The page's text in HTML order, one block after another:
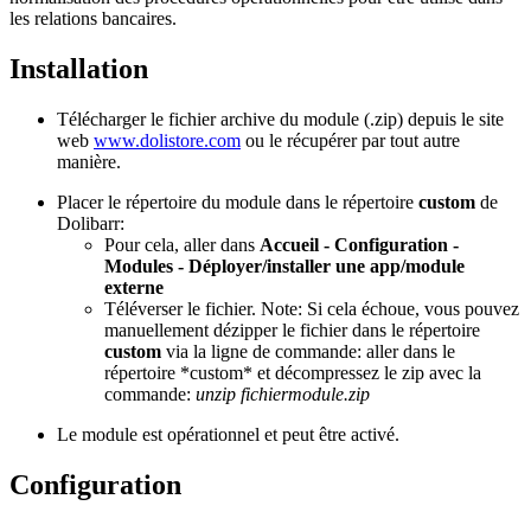
les relations bancaires.
Installation
Télécharger le fichier archive du module (.zip) depuis le site
web www.dolistore.com ou le récupérer par tout autre
manière.
Placer le répertoire du module dans le répertoire custom de
Dolibarr:
Pour cela, aller dans Accueil - Configuration -
Modules - Déployer/installer une app/module
externe
Téléverser le fichier. Note: Si cela échoue, vous pouvez
manuellement dézipper le fichier dans le répertoire
custom via la ligne de commande: aller dans le
répertoire *custom* et décompressez le zip avec la
commande: unzip fichiermodule.zip
Le module est opérationnel et peut être activé.
Configuration